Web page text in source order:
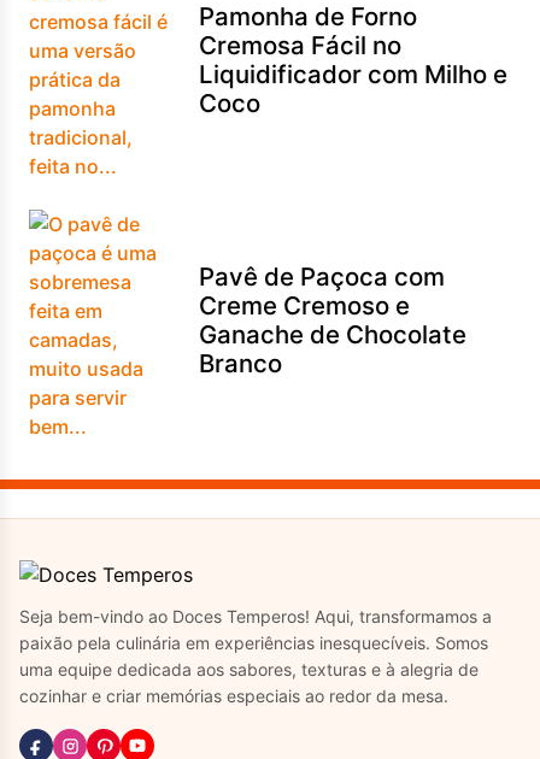
Pamonha de Forno
Cremosa Fácil no
Liquidificador com Milho e
Coco
Pavê de Paçoca com
Creme Cremoso e
Ganache de Chocolate
Branco
Seja bem-vindo ao Doces Temperos! Aqui, transformamos a
paixão pela culinária em experiências inesquecíveis. Somos
uma equipe dedicada aos sabores, texturas e à alegria de
cozinhar e criar memórias especiais ao redor da mesa.